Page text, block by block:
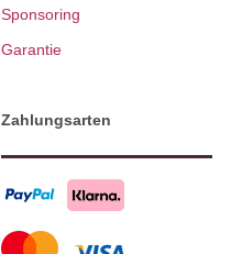
Sponsoring
Garantie
Zahlungsarten